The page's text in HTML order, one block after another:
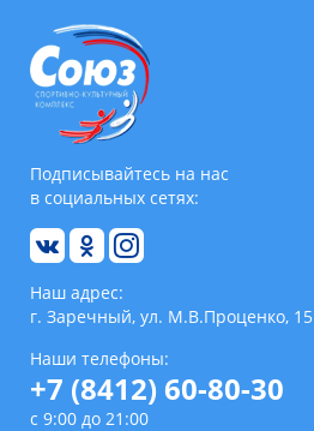
Подписывайтесь на нас
в социальных сетях:
Наш адрес:
г. Заречный, ул. М.В.Проценко, 15
Наши телефоны:
+7 (8412) 60-80-30
с 9:00 до 21:00